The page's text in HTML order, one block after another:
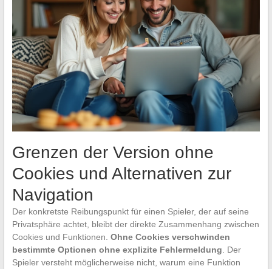
Grenzen der Version ohne
Cookies und Alternativen zur
Navigation
Der konkretste Reibungspunkt für einen Spieler, der auf seine
Privatsphäre achtet, bleibt der direkte Zusammenhang zwischen
Cookies und Funktionen. Ohne Cookies verschwinden
bestimmte Optionen ohne explizite Fehlermeldung. Der
Spieler versteht möglicherweise nicht, warum eine Funktion